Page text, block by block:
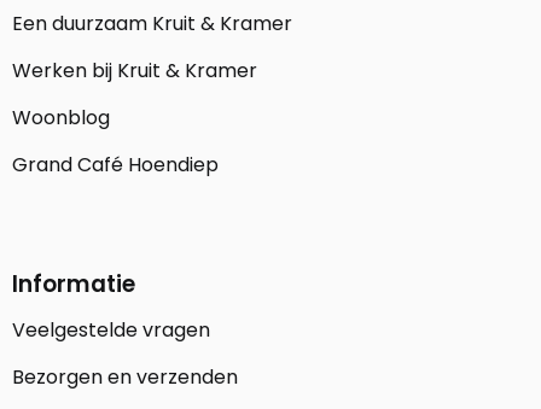
Een duurzaam Kruit & Kramer
Werken bij Kruit & Kramer
Woonblog
Grand Café Hoendiep
Informatie
Veelgestelde vragen
Bezorgen en verzenden